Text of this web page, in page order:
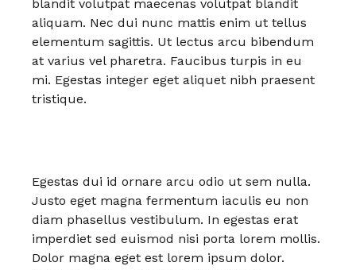
blandit volutpat maecenas volutpat blandit
aliquam. Nec dui nunc mattis enim ut tellus
elementum sagittis. Ut lectus arcu bibendum
at varius vel pharetra. Faucibus turpis in eu
mi. Egestas integer eget aliquet nibh praesent
tristique.
Egestas dui id ornare arcu odio ut sem nulla.
Justo eget magna fermentum iaculis eu non
diam phasellus vestibulum. In egestas erat
imperdiet sed euismod nisi porta lorem mollis.
Dolor magna eget est lorem ipsum dolor.